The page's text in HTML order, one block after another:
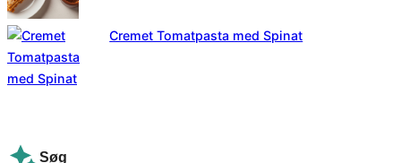
Cremet Tomatpasta med Spinat
Søg